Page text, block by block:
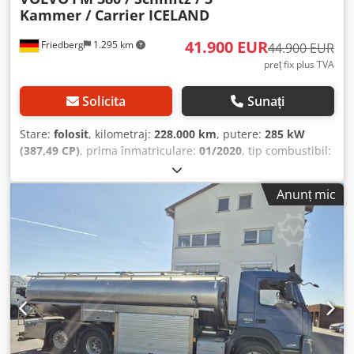
Friedberg 1.295 km
Kammer / Carrier ICELAND
41.900 EUR44.900 EUR
preț fix plus TVA
Solicita Sunați
Stare: folosit, kilometraj: 228.000 km, putere: 285 kW
(387,49 CP), prima înmatriculare: 01/2020, tip combustibil:
18.000 kg
axe, tip de angrenaj:automat, clasă de emisii:Euro 6, An
ABS, aer condiționat, filtru de
particule, program electronic de stabilitate (ESP),
încălzitor staționar
, * Volvo FM 380 + Semiremorcă
frigorifică Schmitz electrică * Prima înmatriculare: 01-2020
* Cutie de viteze automată * VEB (frână de motor Volvo)
Chodpfx Ahoy Iku Ie Eoa * 1 pat * SUSPENSIE FOI / AER *
Semiremorcă frigorifică Schmitz Carrier ICELAND * Prima
înmatriculare: 11-2019 * Răcire complet electrică * 3
compartimente * Mai multe poze și videoclipuri pe
Whatsapp * Date fără garanție, cu rezervă de vânzare
Anunț mic